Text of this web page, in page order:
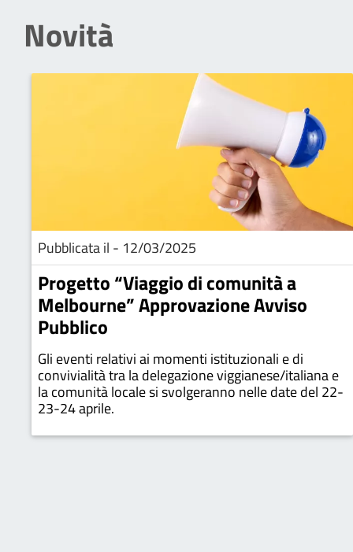
Novità
Pubblicata il - 12/03/2025
Progetto “Viaggio di comunità a
Melbourne” Approvazione Avviso
Pubblico
Gli eventi relativi ai momenti istituzionali e di
convivialità tra la delegazione viggianese/italiana e
la comunità locale si svolgeranno nelle date del 22-
23-24 aprile.